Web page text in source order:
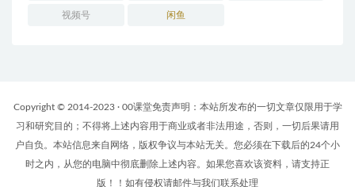
视频号 闲鱼
Copyright © 2014-2023 · 00课堂免责声明：本站所发布的一切文章仅限用于学
习和研究目的；不得将上述内容用于商业或者非法用途，否则，一切后果请用
户自负。本站信息来自网络，版权争议与本站无关。您必须在下载后的24个小
时之内，从您的电脑中彻底删除上述内容。如果您喜欢该资料，请支持正
版！！如有侵权请邮件与我们联系处理